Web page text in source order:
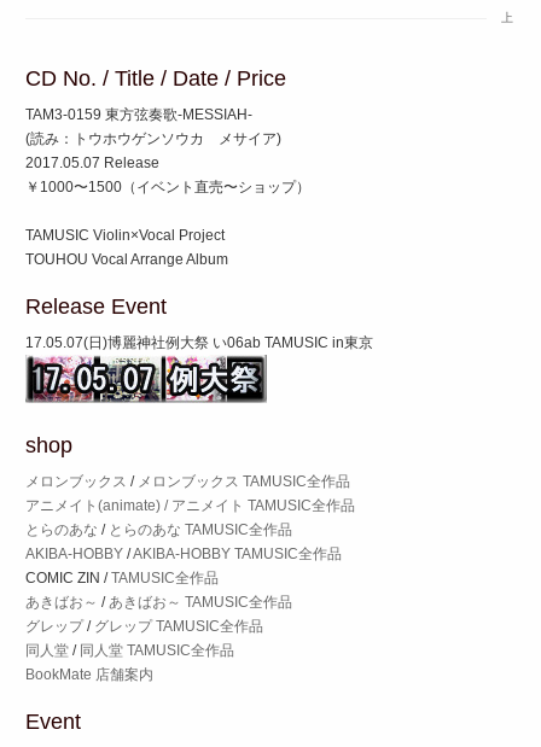
上
CD No. / Title / Date / Price
TAM3-0159 東方弦奏歌-MESSIAH-
(読み：トウホウゲンソウカ メサイア)
2017.05.07 Release
￥1000〜1500（イベント直売〜ショップ）
TAMUSIC Violin×Vocal Project
TOUHOU Vocal Arrange Album
Release Event
17.05.07(日)博麗神社例大祭 い06ab TAMUSIC in東京
shop
メロンブックス / メロンブックス TAMUSIC全作品
アニメイト(animate) / アニメイト TAMUSIC全作品
とらのあな / とらのあな TAMUSIC全作品
AKIBA-HOBBY /AKIBA-HOBBY TAMUSIC全作品
COMIC ZIN /TAMUSIC全作品
あきばお～ / あきばお～ TAMUSIC全作品
グレップ/ グレップ TAMUSIC全作品
同人堂 / 同人堂 TAMUSIC全作品
BookMate 店舗案内
Event